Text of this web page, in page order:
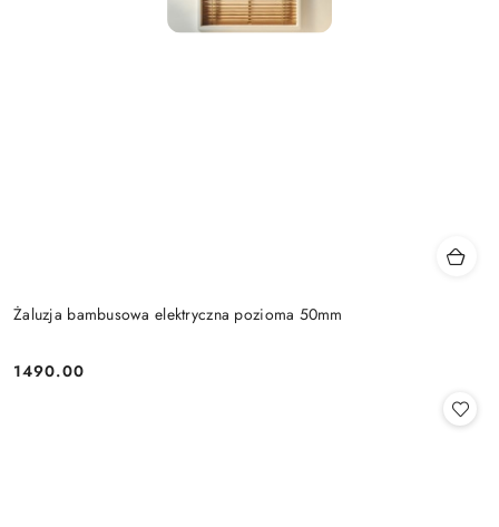
Żaluzja bambusowa elektryczna pozioma 50mm
Cena:
1490.00